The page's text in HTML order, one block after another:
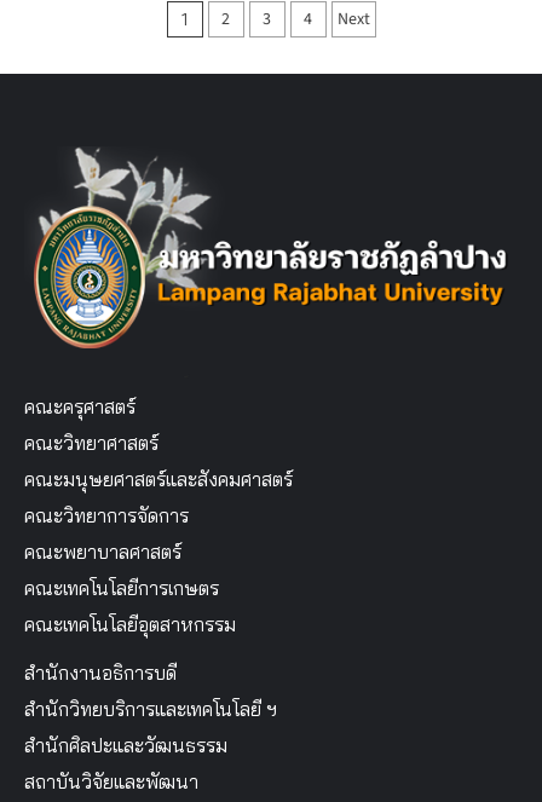
Posts
1 2 3 4 Next
คณะครุศาสตร์
คณะวิทยาศาสตร์
คณะมนุษยศาสตร์และสังคมศาสตร์
คณะวิทยาการจัดการ
คณะพยาบาลศาสตร์
คณะเทคโนโลยีการเกษตร
คณะเทคโนโลยีอุตสาหกรรม
สำนักงานอธิการบดี
สำนักวิทยบริการและเทคโนโลยี ฯ
สำนักศิลปะและวัฒนธรรม
สถาบันวิจัยและพัฒนา